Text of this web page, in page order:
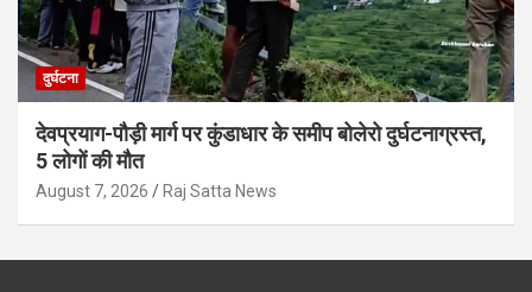
दुर्घटना
देवप्रयाग-पौड़ी मार्ग पर कुंडाधार के समीप बोलेरो दुर्घटनाग्रस्त,
5 लोगों की मौत
August 7, 2026 Raj Satta News